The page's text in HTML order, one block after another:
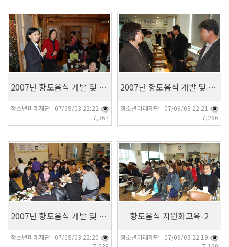
7,367
2007년 향토음식 개발 및 자원화 교육-8
청소년미래재단 07/09/03 22:22
7,367
7,286
2007년 향토음식 개발 및 자원화 교육-7
청소년미래재단 07/09/03 22:21
7,286
7,238
2007년 향토음식 개발 및 자원화 교육-6
청소년미래재단 07/09/03 22:20
7,160
향토음식 자원화교육-2
청소년미래재단 07/09/03 22:19